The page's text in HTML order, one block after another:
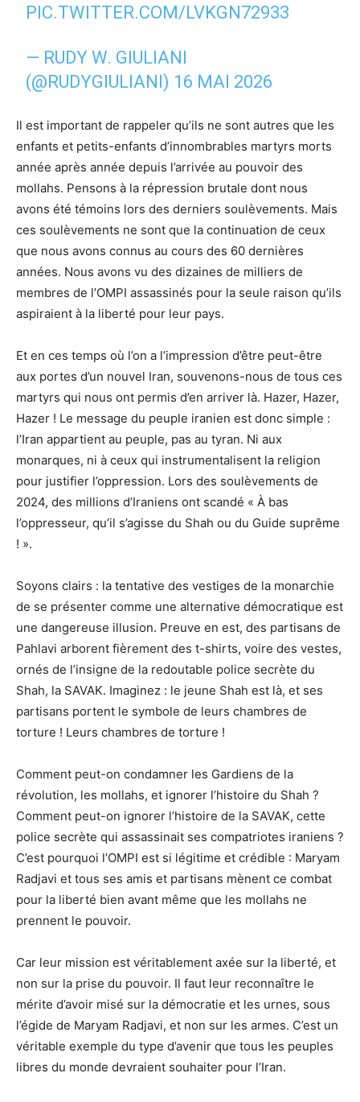
PIC.TWITTER.COM/LVKGN72933
— RUDY W. GIULIANI
(@RUDYGIULIANI) 16 MAI 2026
Il est important de rappeler qu’ils ne sont autres que les
enfants et petits-enfants d’innombrables martyrs morts
année après année depuis l’arrivée au pouvoir des
mollahs. Pensons à la répression brutale dont nous
avons été témoins lors des derniers soulèvements. Mais
ces soulèvements ne sont que la continuation de ceux
que nous avons connus au cours des 60 dernières
années. Nous avons vu des dizaines de milliers de
membres de l’OMPI assassinés pour la seule raison qu’ils
aspiraient à la liberté pour leur pays.
Et en ces temps où l’on a l’impression d’être peut-être
aux portes d’un nouvel Iran, souvenons-nous de tous ces
martyrs qui nous ont permis d’en arriver là. Hazer, Hazer,
Hazer ! Le message du peuple iranien est donc simple :
l’Iran appartient au peuple, pas au tyran. Ni aux
monarques, ni à ceux qui instrumentalisent la religion
pour justifier l’oppression. Lors des soulèvements de
2024, des millions d’Iraniens ont scandé « À bas
l’oppresseur, qu’il s’agisse du Shah ou du Guide suprême
! ».
Soyons clairs : la tentative des vestiges de la monarchie
de se présenter comme une alternative démocratique est
une dangereuse illusion. Preuve en est, des partisans de
Pahlavi arborent fièrement des t-shirts, voire des vestes,
ornés de l’insigne de la redoutable police secrète du
Shah, la SAVAK. Imaginez : le jeune Shah est là, et ses
partisans portent le symbole de leurs chambres de
torture ! Leurs chambres de torture !
Comment peut-on condamner les Gardiens de la
révolution, les mollahs, et ignorer l’histoire du Shah ?
Comment peut-on ignorer l’histoire de la SAVAK, cette
police secrète qui assassinait ses compatriotes iraniens ?
C’est pourquoi l’OMPI est si légitime et crédible : Maryam
Radjavi et tous ses amis et partisans mènent ce combat
pour la liberté bien avant même que les mollahs ne
prennent le pouvoir.
Car leur mission est véritablement axée sur la liberté, et
non sur la prise du pouvoir. Il faut leur reconnaître le
mérite d’avoir misé sur la démocratie et les urnes, sous
l’égide de Maryam Radjavi, et non sur les armes. C’est un
véritable exemple du type d’avenir que tous les peuples
libres du monde devraient souhaiter pour l’Iran.